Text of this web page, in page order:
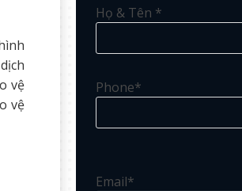
vệ
vệ
Họ & Tên *
Phone*
Email*